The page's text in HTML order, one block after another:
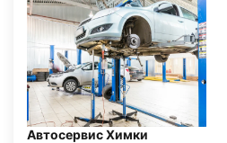
Автосервис Химки